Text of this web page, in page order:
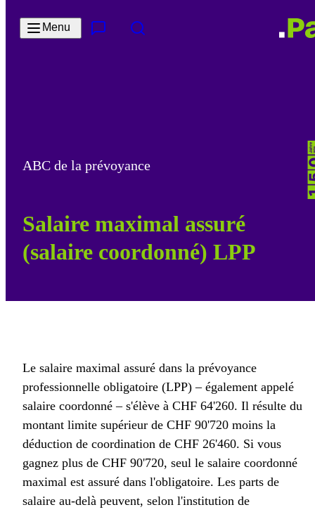
Menu
ABC de la prévoyance
Salaire maximal assuré
(salaire coordonné) LPP
Le salaire maximal assuré dans la prévoyance
professionnelle obligatoire (LPP) – également appelé
salaire coordonné – s'élève à CHF 64'260. Il résulte du
montant limite supérieur de CHF 90'720 moins la
déduction de coordination de CHF 26'460. Si vous
gagnez plus de CHF 90'720, seul le salaire coordonné
maximal est assuré dans l'obligatoire. Les parts de
salaire au-delà peuvent, selon l'institution de